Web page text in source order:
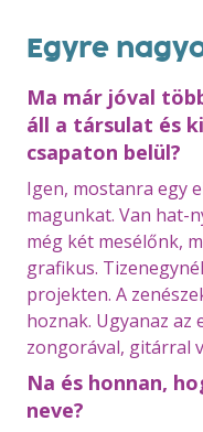
Egyre
Ma már jóval
áll a társulat és
csapaton belül?
Igen, mostanra egy
magunkat. Van hat-
még két mesélőnk,
grafikus.
projekten. A
hoznak. Ugyanaz az
zongorával, gitárral
Na és honnan,
neve?